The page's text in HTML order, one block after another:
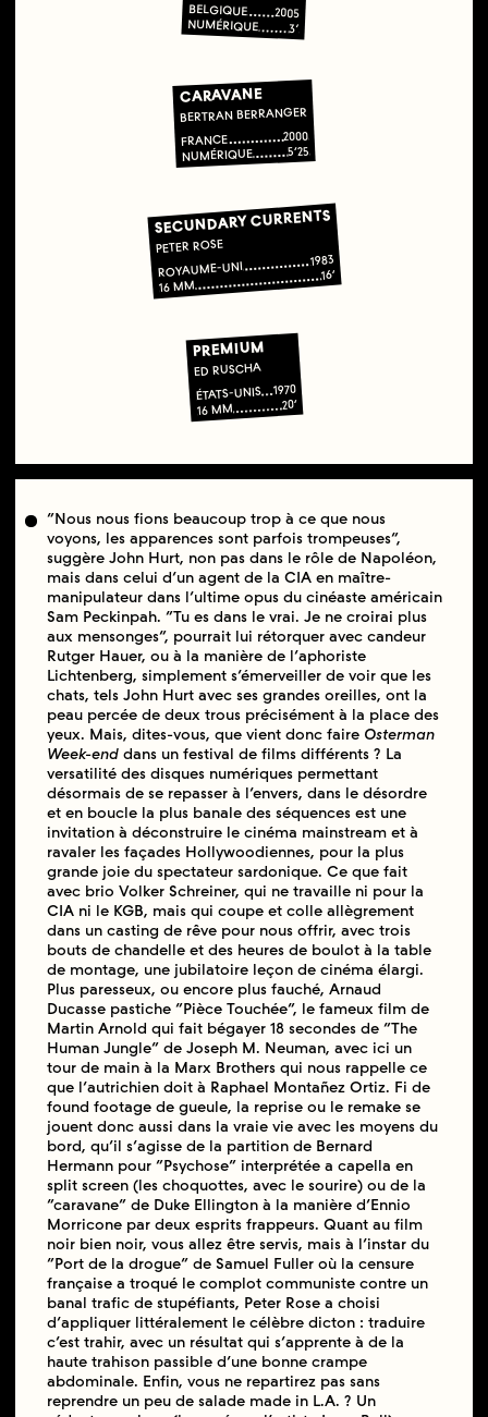
BELGIQUE 2005
NUMÉRIQUE 3’
CARAVANE
BERTRAN BERRANGER
FRANCE 2000
NUMÉRIQUE 5’25
SECUNDARY CURRENTS
PETER ROSE
ROYAUME-UNI 1983
16 MM
16’
PREMIUM
ED RUSCHA
ÉTATS-UNIS 1970
16 MM 20’
“Nous nous fions beaucoup trop à ce que nous
voyons, les apparences sont parfois trompeuses”,
suggère John Hurt, non pas dans le rôle de Napoléon,
mais dans celui d’un agent de la CIA en maître-
manipulateur dans l’ultime opus du cinéaste américain
Sam Peckinpah. “Tu es dans le vrai. Je ne croirai plus
aux mensonges”, pourrait lui rétorquer avec candeur
Rutger Hauer, ou à la manière de l’aphoriste
Lichtenberg, simplement s’émerveiller de voir que les
chats, tels John Hurt avec ses grandes oreilles, ont la
peau percée de deux trous précisément à la place des
yeux. Mais, dites-vous, que vient donc faire Osterman
Week-enddans un festival de films différents ? La
versatilité des disques numériques permettant
désormais de se repasser à l’envers, dans le désordre
et en boucle la plus banale des séquences est une
invitation à déconstruire le cinéma mainstream et à
ravaler les façades Hollywoodiennes, pour la plus
grande joie du spectateur sardonique. Ce que fait
avec brio Volker Schreiner, qui ne travaille ni pour la
CIA ni le KGB, mais qui coupe et colle allègrement
dans un casting de rêve pour nous offrir, avec trois
bouts de chandelle et des heures de boulot à la table
de montage, une jubilatoire leçon de cinéma élargi.
Plus paresseux, ou encore plus fauché, Arnaud
Ducasse pastiche “Pièce Touchée”, le fameux film de
Martin Arnold qui fait bégayer 18 secondes de “The
Human Jungle” de Joseph M. Neuman, avec ici un
tour de main à la Marx Brothers qui nous rappelle ce
que l’autrichien doit à Raphael Montañez Ortiz. Fi de
found footage de gueule, la reprise ou le remake se
jouent donc aussi dans la vraie vie avec les moyens du
bord, qu’il s’agisse de la partition de Bernard
Hermann pour “Psychose” interprétée a capella en
split screen (les choquottes, avec le sourire) ou de la
“caravane” de Duke Ellington à la manière d’Ennio
Morricone par deux esprits frappeurs. Quant au film
noir bien noir, vous allez être servis, mais à l’instar du
“Port de la drogue” de Samuel Fuller où la censure
française a troqué le complot communiste contre un
banal trafic de stupéfiants, Peter Rose a choisi
d’appliquer littéralement le célèbre dicton : traduire
c’est trahir, avec un résultat qui s’apprente à de la
haute trahison passible d’une bonne crampe
abdominale. Enfin, vous ne repartirez pas sans
reprendre un peu de salade made in L.A. ? Un